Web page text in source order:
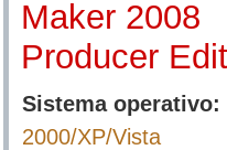
Maker 2008
Producer
Sistema operativo:
2000/XP/Vista